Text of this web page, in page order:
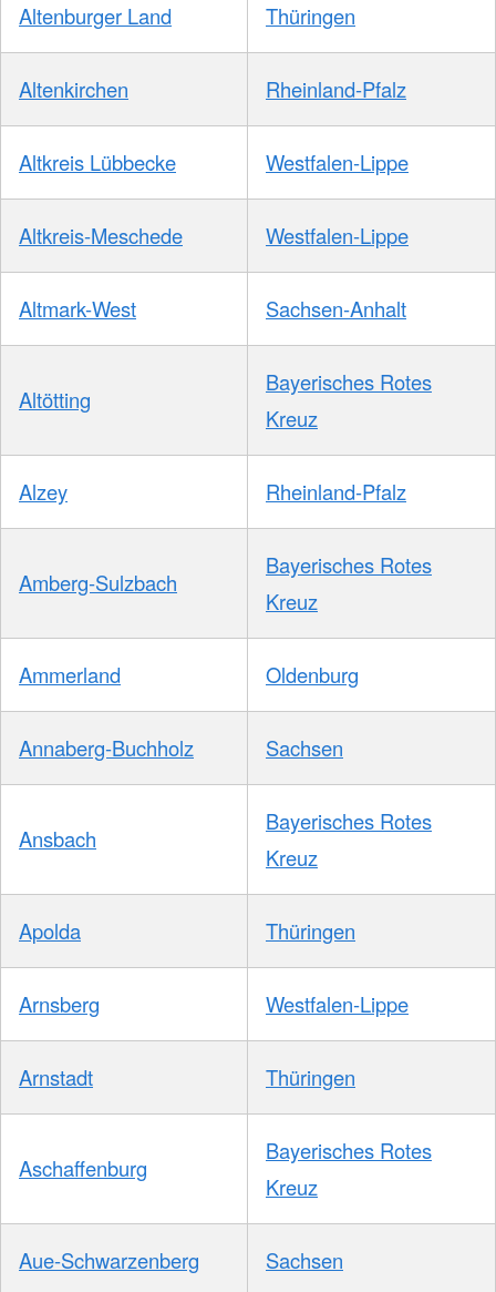
Altenburger Land Thüringen
Altenkirchen Rheinland-Pfalz
Altkreis Lübbecke Westfalen-Lippe
Altkreis-Meschede Westfalen-Lippe
Altmark-West Sachsen-Anhalt
Altötting
Bayerisches Rotes
Kreuz
Alzey Rheinland-Pfalz
Amberg-Sulzbach
Bayerisches Rotes
Kreuz
Ammerland Oldenburg
Annaberg-Buchholz Sachsen
Ansbach
Bayerisches Rotes
Kreuz
Apolda Thüringen
Arnsberg Westfalen-Lippe
Arnstadt Thüringen
Aschaffenburg
Bayerisches Rotes
Kreuz
Aue-Schwarzenberg Sachsen